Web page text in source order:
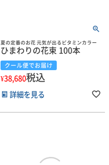
夏の定番のお花 元気が出るビタミンカラー
ひまわりの花束 100本
クール便でお届け
¥38,680税込
詳細を見る